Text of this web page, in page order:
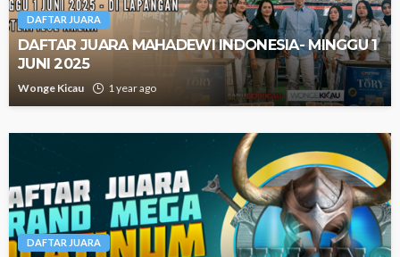
DAFTAR JUARA
DAFTAR JUARA MAHADEWI INDONESIA- MINGGU 1
JUNI 2025
Wonge Kicau 1 year ago
DAFTAR JUARA